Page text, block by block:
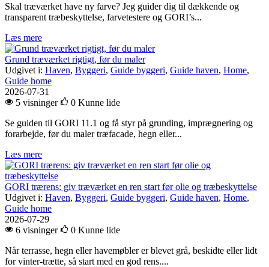
Skal træværket have ny farve? Jeg guider dig til dækkende og
transparent træbeskyttelse, farvetestere og GORI’s...
Læs mere
Grund træværket rigtigt, før du maler
Udgivet i: Haven, Byggeri, Guide byggeri, Guide haven, Home,
Guide home
2026-07-31
5 visninger
0 Kunne lide
Se guiden til GORI 11.1 og få styr på grunding, imprægnering og
forarbejde, før du maler træfacade, hegn eller...
Læs mere
GORI trærens: giv træværket en ren start før olie og træbeskyttelse
Udgivet i: Haven, Byggeri, Guide byggeri, Guide haven, Home,
Guide home
2026-07-29
6 visninger
0 Kunne lide
Når terrasse, hegn eller havemøbler er blevet grå, beskidte eller lidt
for vinter-trætte, så start med en god rens....